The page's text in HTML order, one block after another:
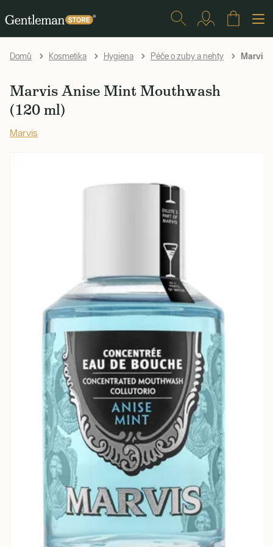
Domů Kosmetika Hygiena Péče o zuby a nehty Marvis
Marvis Anise Mint Mouthwash
(120 ml)
Marvis